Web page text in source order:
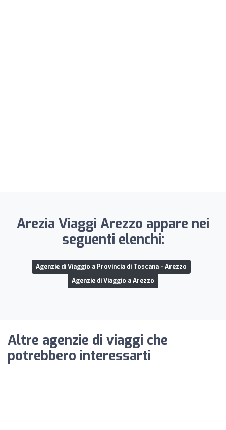
Arezia Viaggi Arezzo appare nei
seguenti elenchi:
Agenzie di Viaggio a Provincia di Toscana - Arezzo
Agenzie di Viaggio a Arezzo
Altre agenzie di viaggi che
potrebbero interessarti